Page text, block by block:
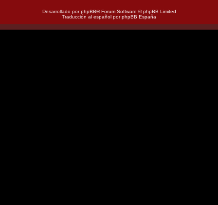
Desarrollado porphpBB® Forum Software © phpBB Limited
Traducción al español porphpBB España